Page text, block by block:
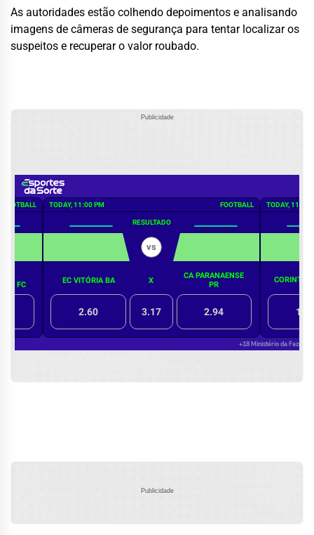
As autoridades estão colhendo depoimentos e analisando
imagens de câmeras de segurança para tentar localizar os
suspeitos e recuperar o valor roubado.
Publicidade
Publicidade